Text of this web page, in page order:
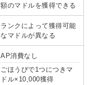
額のマドルを獲得できる
ランクによって獲得可能
なマドルが異なる
AP消費なし
ごほうびで1つにつきマ
ドル×10,000獲得